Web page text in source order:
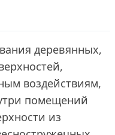
деревянных,
воздействиям,
помещений
из